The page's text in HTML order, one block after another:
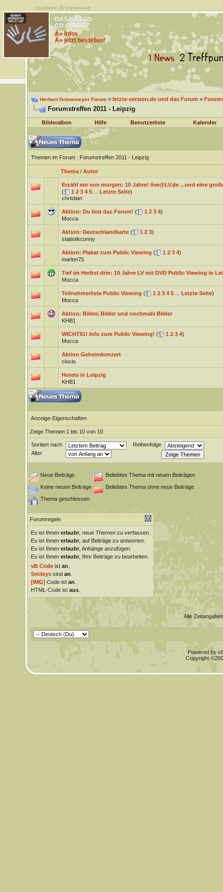
Startseite |Â Impressum
DAS IST LOS
CD / VINYL
Â» Infos
Â» jetzt bestellen!
Herbert Grönemeyer Forum» letzte-version.de und das Forum »
Forumstreffen 2011 - Leipzig
Bilderalben Hilfe Benutzerliste Kalender
Themen im Forum: Forumstreffen 2011 - Leipzig
Thema/ Autor
Erzähl mir von morgen: 10 Jahre! live@LV.de ...und eine
(
1 2 3 4 5... Letzte Seite)
christian
Aktion: Du bist das Forum! ( 1 2 3 4)
Mocca
Aktion: Deutschlandkarte ( 1 2 3)
statistikconny
Aktion: Plakat zum Public Viewing ( 1 2 3 4)
marlon75
Tief im Herbst drin: 10 Jahre LV mit DVD Public Viewing in
Mocca
Teilnehmerliste Public Viewing ( 1 2 3 4 5... Letzte Seite)
Mocca
Aktion: Bilder, Bilder und nochmals Bilder
KHB1
WICHTIG! Info zum Public Viewing! ( 1 2 3 4)
Mocca
Aktion Geheimkonzert
cloclo
Hotels in Leipzig
KHB1
Anzeige-Eigenschaften
Zeige Themen 1 bis 10 von 10
Sortiert nach
Reihenfolge
Alter
Neue Beiträge
Beliebtes Thema mit neuen Beiträgen
Keine neuen Beiträge
Beliebtes Thema ohne neue Beiträge
Thema geschlossen
Forumregeln
Es ist Ihnen erlaubt, neue Themen zu verfassen.
Es ist Ihnen erlaubt, auf Beiträge zu antworten.
Es ist Ihnen erlaubt, Anhänge anzufügen.
Es ist Ihnen erlaubt, Ihre Beiträge zu bearbeiten.
vB Codeist an
Smileyssind an
[IMG] Code ist an
HTML-Code ist aus.
Alle
Powered by
Copyright